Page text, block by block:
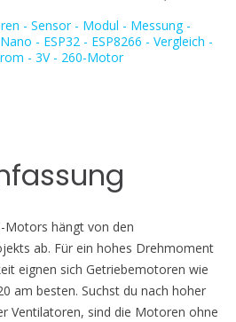
Motors hängt von den
ab. Für ein hohes Drehmoment
eignen sich Getriebemotoren wie
am besten. Suchst du nach hoher
Ventilatoren, sind die Motoren ohne